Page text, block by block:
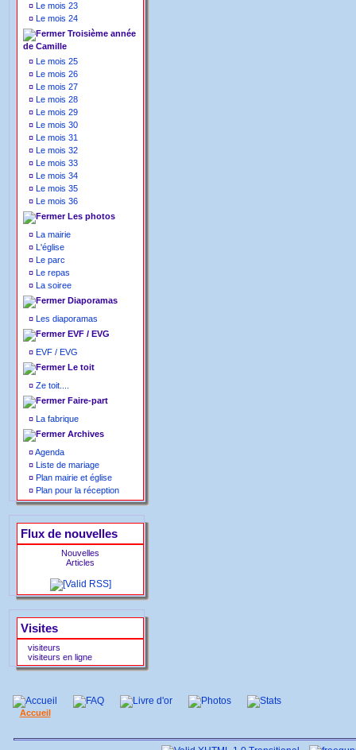
¤ Le mois 23
¤ Le mois 24
Troisième année
de Camille
¤ Le mois 25
¤ Le mois 26
¤ Le mois 27
¤ Le mois 28
¤ Le mois 29
¤ Le mois 30
¤ Le mois 31
¤ Le mois 32
¤ Le mois 33
¤ Le mois 34
¤ Le mois 35
¤ Le mois 36
Les photos
¤ La mairie
¤ L'église
¤ Le parc
¤ Le repas
¤ La soiree
Diaporamas
¤ Les diaporamas
EVF / EVG
¤ EVF / EVG
Le toit
¤ Ze toit....
Faire-part
¤ La fabrique
Archives
¤Agenda
¤ Liste de mariage
¤ Plan mairie et église
¤ Plan pour la réception
Flux de nouvelles
Nouvelles
Articles
Visites
visiteurs
visiteurs en ligne
Accueil